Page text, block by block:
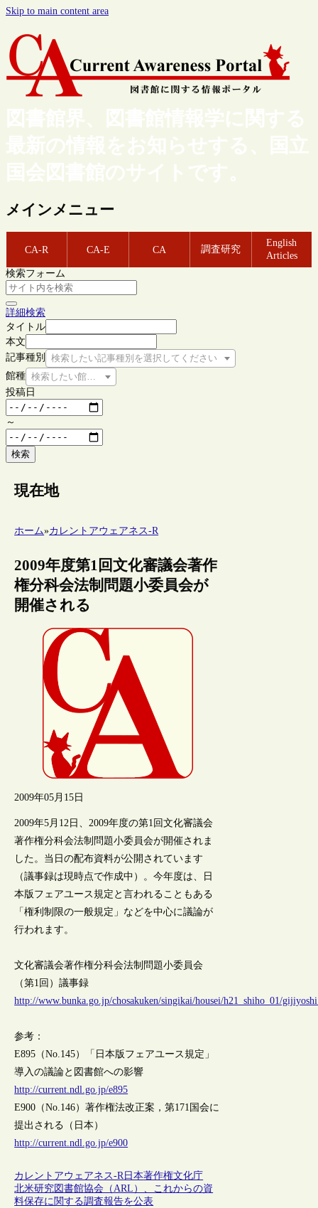
Skip to main content area
図書館界、図書館情報学に関する
最新の情報をお知らせする、国立
国会図書館のサイトです。
メインメニュー
CA-R CA-E CA 調査研究
English
Articles
検索フォーム
詳細検索
タイトル
本文
記事種別
検索したい記事種別を選択してください
館種 検索したい館種を選択してください
投稿日
～
検索
現在地
ホーム»カレントアウェアネス-R
2009年度第1回文化審議会著作
権分科会法制問題小委員会が
開催される
2009年05月15日
2009年5月12日、2009年度の第1回文化審議会
著作権分科会法制問題小委員会が開催されま
した。当日の配布資料が公開されています
（議事録は現時点で作成中）。今年度は、日
本版フェアユース規定と言われることもある
「権利制限の一般規定」などを中心に議論が
行われます。
文化審議会著作権分科会法制問題小委員会
（第1回）議事録
http://www.bunka.go.jp/chosakuken/singikai/housei/h21_shiho_01/
参考：
E895（No.145）「日本版フェアユース規定」
導入の議論と図書館への影響
http://current.ndl.go.jp/e895
E900（No.146）著作権法改正案，第171国会に
提出される（日本）
http://current.ndl.go.jp/e900
カレントアウェアネス-R日本著作権文化庁
北米研究図書館協会（ARL）、これからの資
料保存に関する調査報告を公表